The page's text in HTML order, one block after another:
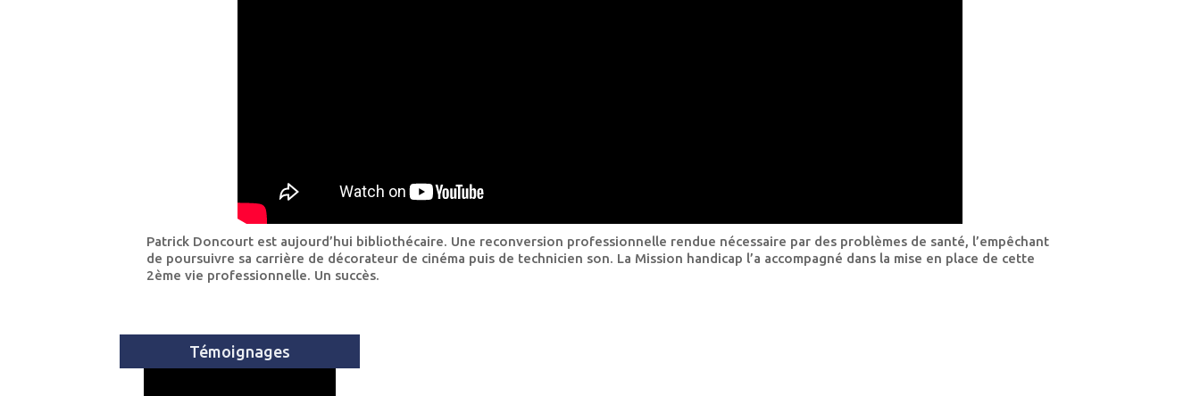
Patrick Doncourt est aujourd’hui bibliothécaire. Une reconversion professionnelle rendue nécessaire par des problèmes de santé, l’empêchant
de poursuivre sa carrière de décorateur de cinéma puis de technicien son. La Mission handicap l’a accompagné dans la mise en place de cette
2ème vie professionnelle. Un succès.
Témoignages